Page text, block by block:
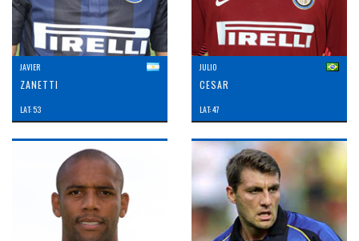
JAVIER
ZANETTI
LAT: 53
JULIO
CESAR
LAT: 47